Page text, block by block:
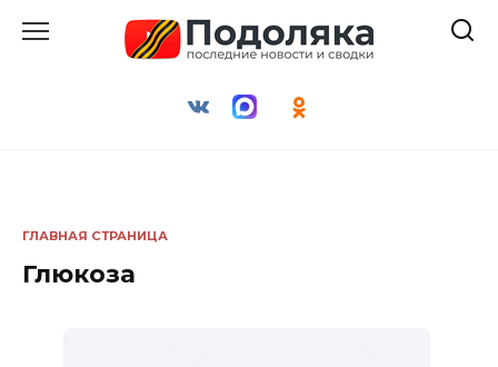
ГЛАВНАЯ СТРАНИЦА
Глюкоза